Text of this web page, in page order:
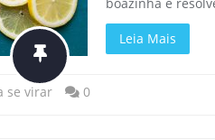
Leia Mais
se virar 0